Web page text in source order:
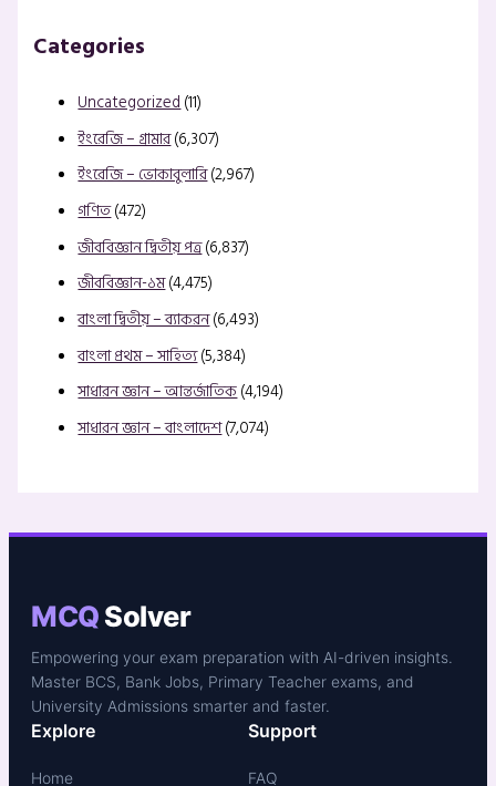
Categories
Uncategorized(11)
ইংরেজি – গ্রামার(6,307)
ইংরেজি – ভোকাবুলারি(2,967)
গণিত(472)
জীববিজ্ঞান দ্বিতীয় পত্র(6,837)
জীববিজ্ঞান-১ম(4,475)
বাংলা দ্বিতীয় – ব্যাকরন(6,493)
বাংলা প্রথম – সাহিত্য(5,384)
সাধারন জ্ঞান – আন্তর্জাতিক(4,194)
সাধারন জ্ঞান – বাংলাদেশ(7,074)
MCQSolver
Empowering your exam preparation with AI-driven insights.
Master BCS, Bank Jobs, Primary Teacher exams, and
University Admissions smarter and faster.
Explore
Home
Support
FAQ